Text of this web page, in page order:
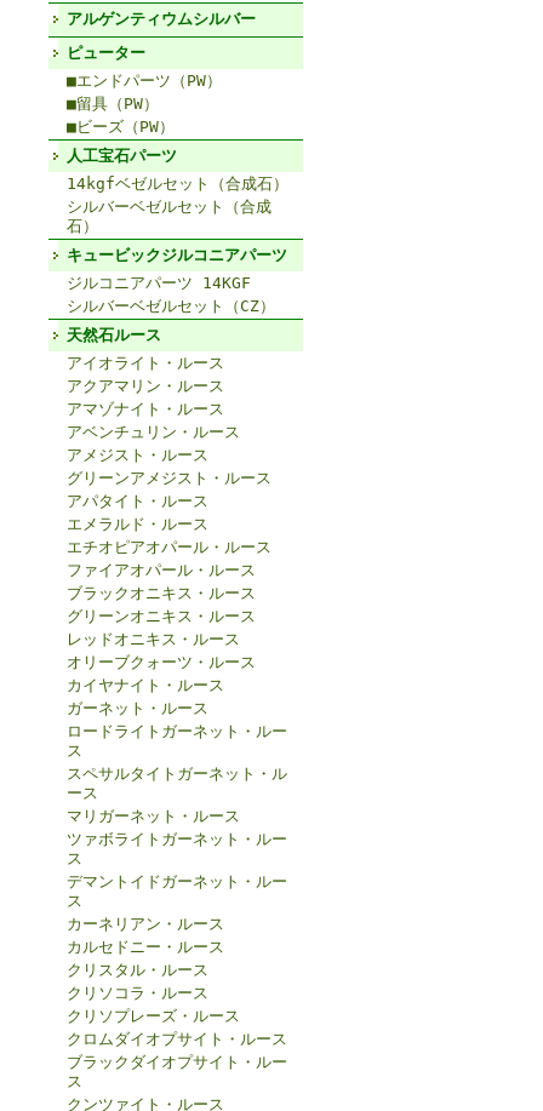
アルゲンティウムシルバー
ピューター
■エンドパーツ（PW）
■留具（PW）
■ビーズ（PW）
人工宝石パーツ
14kgfベゼルセット（合成石）
シルバーベゼルセット（合成
石）
キュービックジルコニアパーツ
ジルコニアパーツ 14KGF
シルバーベゼルセット（CZ）
天然石ルース
アイオライト・ルース
アクアマリン・ルース
アマゾナイト・ルース
アベンチュリン・ルース
アメジスト・ルース
グリーンアメジスト・ルース
アパタイト・ルース
エメラルド・ルース
エチオピアオパール・ルース
ファイアオパール・ルース
ブラックオニキス・ルース
グリーンオニキス・ルース
レッドオニキス・ルース
オリーブクォーツ・ルース
カイヤナイト・ルース
ガーネット・ルース
ロードライトガーネット・ルー
ス
スペサルタイトガーネット・ル
ース
マリガーネット・ルース
ツァボライトガーネット・ルー
ス
デマントイドガーネット・ルー
ス
カーネリアン・ルース
カルセドニー・ルース
クリスタル・ルース
クリソコラ・ルース
クリソプレーズ・ルース
クロムダイオプサイト・ルース
ブラックダイオプサイト・ルー
ス
クンツァイト・ルース